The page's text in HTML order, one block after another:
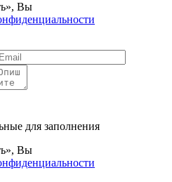
Вы
для заполнения
Вы